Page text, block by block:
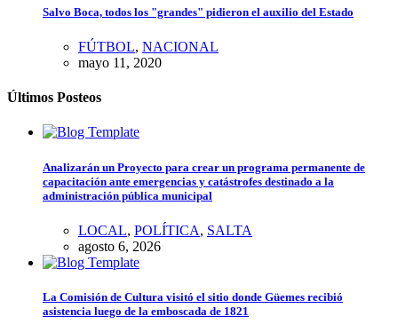
Salvo Boca, todos los "grandes" pidieron el auxilio del Estado
FÚTBOL, NACIONAL
mayo 11, 2020
Últimos Posteos
Analizarán un Proyecto para crear un programa permanente de
capacitación ante emergencias y catástrofes destinado a la
administración pública municipal
LOCAL, POLÍTICA, SALTA
agosto 6, 2026
La Comisión de Cultura visitó el sitio donde Güemes recibió
asistencia luego de la emboscada de 1821